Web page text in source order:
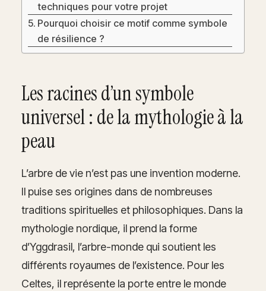
techniques pour votre projet
Pourquoi choisir ce motif comme symbole
de résilience ?
Les racines d’un symbole
universel : de la mythologie à la
peau
L’arbre de vie n’est pas une invention moderne.
Il puise ses origines dans de nombreuses
traditions spirituelles et philosophiques. Dans la
mythologie nordique, il prend la forme
d’Yggdrasil, l’arbre-monde qui soutient les
différents royaumes de l’existence. Pour les
Celtes, il représente la porte entre le monde